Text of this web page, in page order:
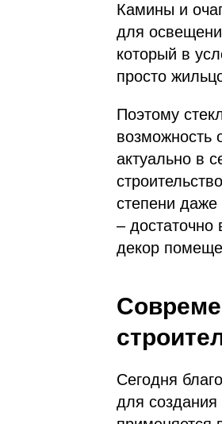
Камины и
для
который в
просто
Поэтому
возможность
актуально в
степени
– достаточно
декор
Сегодня
для создания